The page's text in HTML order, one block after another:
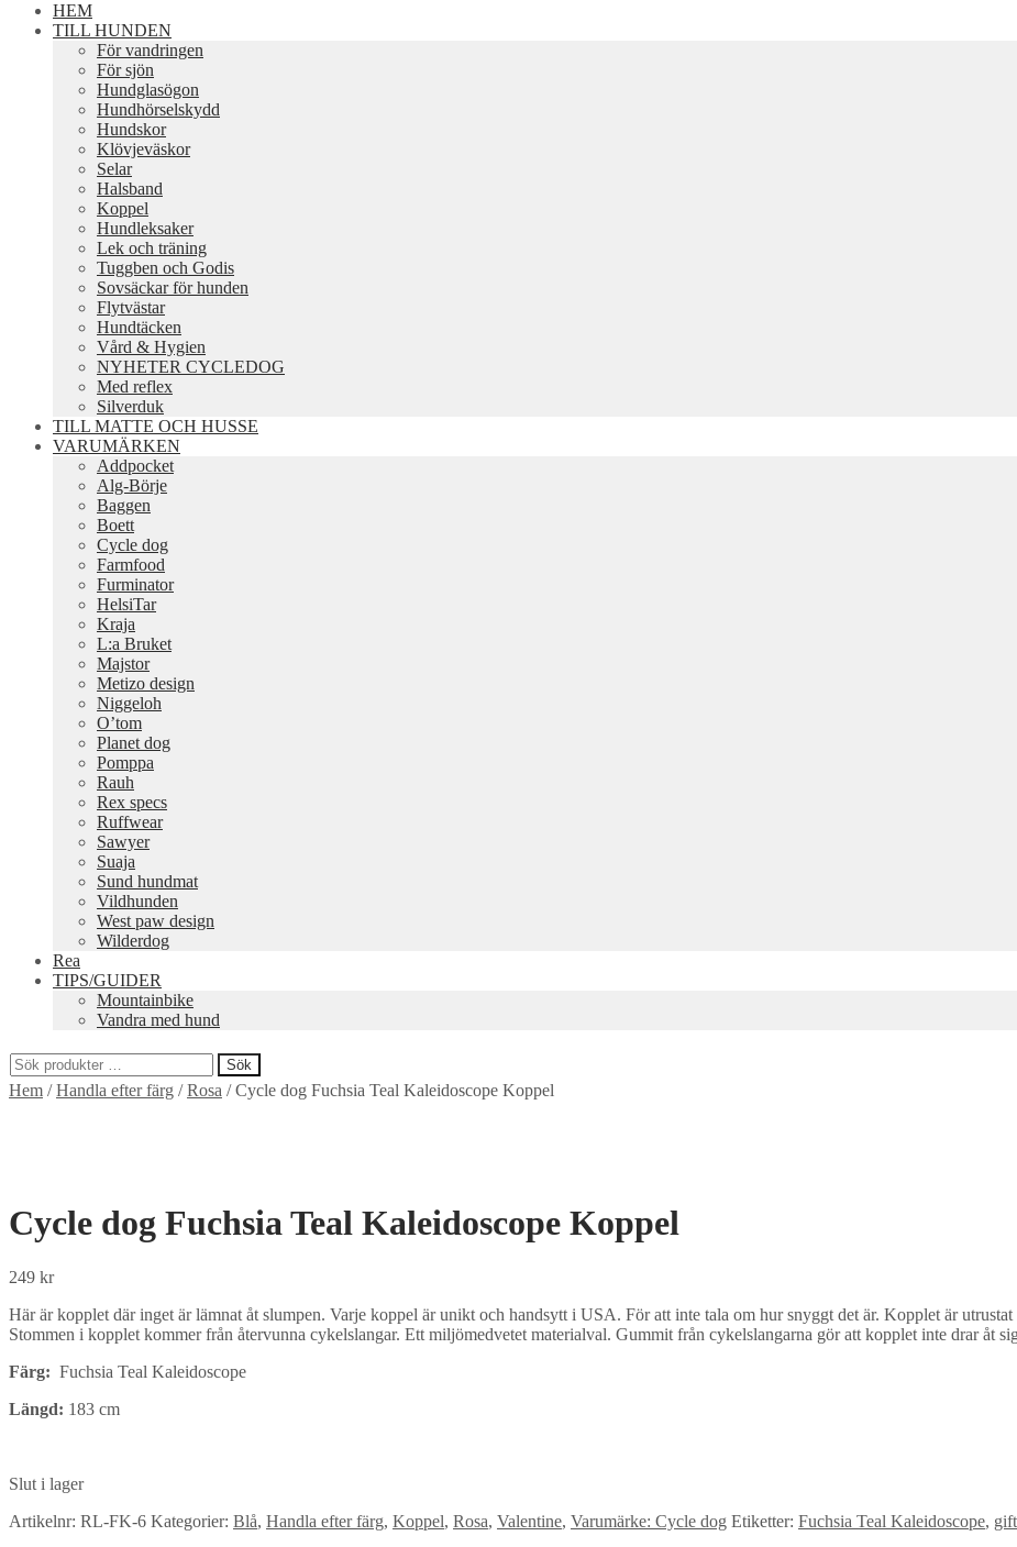
HEM
TILL HUNDEN
För vandringen
För sjön
Hundglasögon
Hundhörselskydd
Hundskor
Klövjeväskor
Selar
Halsband
Koppel
Hundleksaker
Lek och träning
Tuggben och Godis
Sovsäckar för hunden
Flytvästar
Hundtäcken
Vård & Hygien
NYHETER CYCLEDOG
Med reflex
Silverduk
TILL MATTE OCH HUSSE
VARUMÄRKEN
Addpocket
Alg-Börje
Baggen
Boett
Cycle dog
Farmfood
Furminator
HelsiTar
Kraja
L:a Bruket
Majstor
Metizo design
Niggeloh
O’tom
Planet dog
Pomppa
Rauh
Rex specs
Ruffwear
Sawyer
Suaja
Sund hundmat
Vildhunden
West paw design
Wilderdog
Rea
TIPS/GUIDER
Mountainbike
Vandra med hund
Sök
efter:
Sök
Hem /Handla efter färg /Rosa /Cycle dog Fuchsia Teal Kaleidoscope Koppel
Cycle dog Fuchsia Teal Kaleidoscope Koppel
249 kr
Här är kopplet där inget är lämnat åt slumpen. Varje koppel är unikt och handsytt i USA. För att inte tala om hur snyggt det är. Kopplet är
Stommen i kopplet kommer från återvunna cykelslangar. Ett miljömedvetet materialval. Gummit från cykelslangarna gör att kopplet inte drar åt
Färg: Fuchsia Teal Kaleidoscope
Längd: 183 cm
Slut i lager
Artikelnr: RL-FK-6 Kategorier: Blå, Handla efter färg, Koppel, Rosa, Valentine, Varumärke: Cycle dog Etiketter: Fuchsia Teal Kaleidoscope,